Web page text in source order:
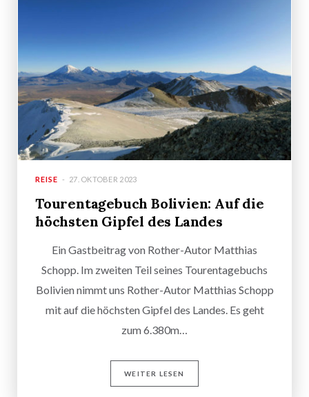
REISE 27. OKTOBER 2023
Tourentagebuch Bolivien: Auf die
höchsten Gipfel des Landes
Ein Gastbeitrag von Rother-Autor Matthias
Schopp. Im zweiten Teil seines Tourentagebuchs
Bolivien nimmt uns Rother-Autor Matthias Schopp
mit auf die höchsten Gipfel des Landes. Es geht
zum 6.380m…
WEITER LESEN